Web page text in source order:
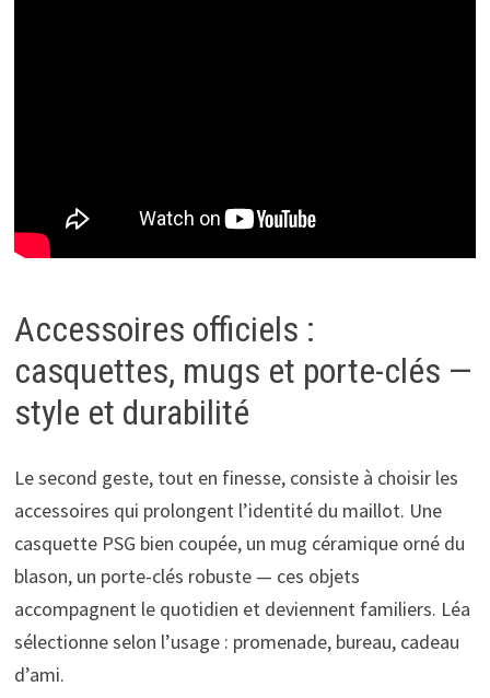
Accessoires officiels :
casquettes, mugs et porte-clés —
style et durabilité
Le second geste, tout en finesse, consiste à choisir les
accessoires qui prolongent l’identité du maillot. Une
casquette PSG bien coupée, un mug céramique orné du
blason, un porte-clés robuste — ces objets
accompagnent le quotidien et deviennent familiers. Léa
sélectionne selon l’usage : promenade, bureau, cadeau
d’ami.